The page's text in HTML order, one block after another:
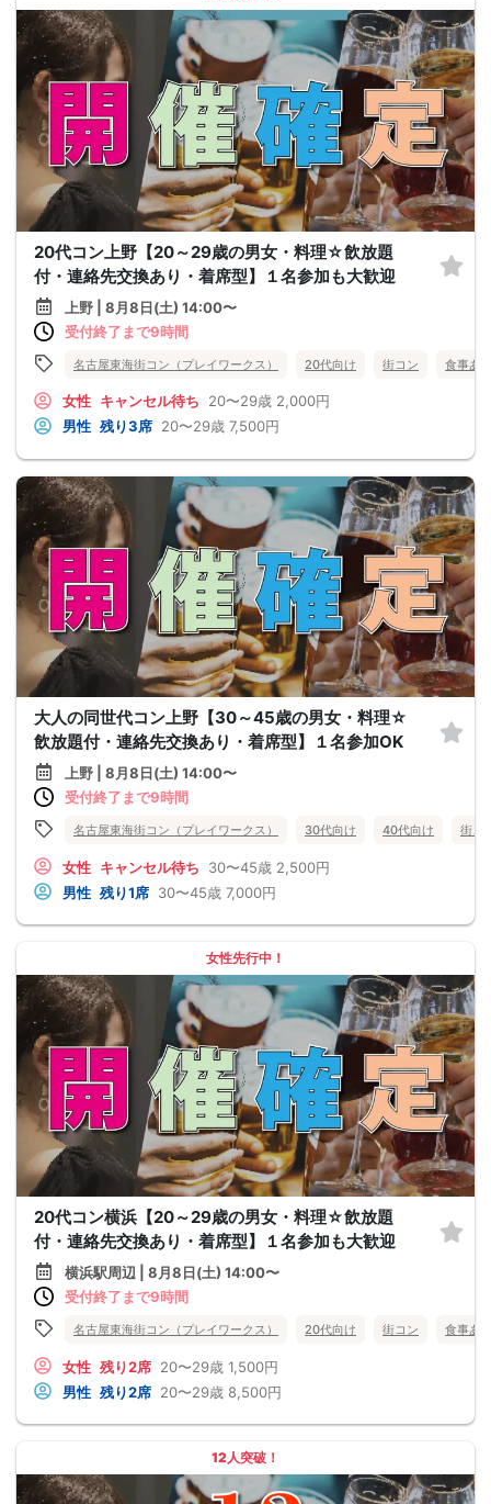
20代コン上野【20～29歳の男女・料理☆飲放題
付・連絡先交換あり・着席型】１名参加も大歓迎
上野 | 8月8日(土) 14:00〜
受付終了まで9時間
名古屋東海街コン（プレイワークス） 20代向け 街コン 食事あ
女性 キャンセル待ち 20〜29歳 2,000円
男性 残り3席 20〜29歳 7,500円
大人の同世代コン上野【30～45歳の男女・料理☆
飲放題付・連絡先交換あり・着席型】１名参加OK
上野 | 8月8日(土) 14:00〜
受付終了まで9時間
名古屋東海街コン（プレイワークス） 30代向け 40代向け 街コ
女性 キャンセル待ち 30〜45歳 2,500円
男性 残り1席 30〜45歳 7,000円
女性先行中！
20代コン横浜【20～29歳の男女・料理☆飲放題
付・連絡先交換あり・着席型】１名参加も大歓迎
横浜駅周辺 | 8月8日(土) 14:00〜
受付終了まで9時間
名古屋東海街コン（プレイワークス） 20代向け 街コン 食事あ
女性 残り2席 20〜29歳 1,500円
男性 残り2席 20〜29歳 8,500円
12人突破！